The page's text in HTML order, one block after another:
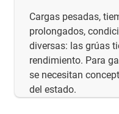
Cargas pesadas,
prolongados,
diversas: las grúas
rendimiento. Para
se necesitan
del estado.